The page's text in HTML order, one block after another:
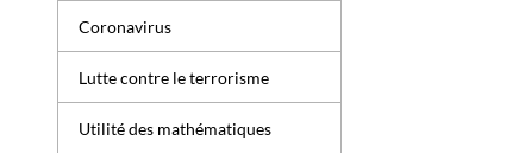
Coronavirus
Lutte contre le terrorisme
Utilité des mathématiques